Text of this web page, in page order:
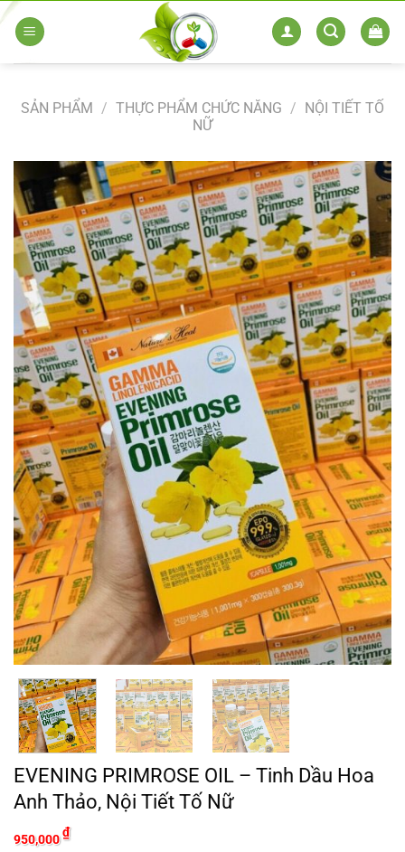
Skip
SẢN PHẨM / THỰC PHẨM CHỨC NĂNG / NỘI TIẾT TỐ
NỮ
EVENING PRIMROSE OIL – Tinh Dầu Hoa
Anh Thảo, Nội Tiết Tố Nữ
950,000₫